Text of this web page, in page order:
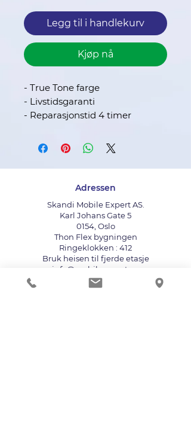
Legg til i handlekurv
Kjøp nå
- True Tone farge
- Livstidsgaranti
- Reparasjonstid 4 timer
Adressen
Skandi Mobile Expert AS.
Karl Johans Gate 5
0154, Oslo
Thon Flex bygningen
Ringeklokken : 412
Bruk heisen til fjerde etasje
info@mobileexpert.no
+47 411 11 211